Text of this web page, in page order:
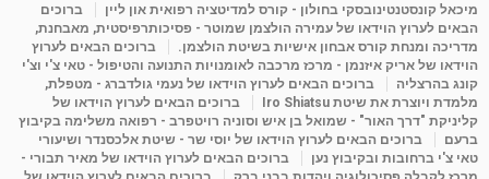
מיכאל קונסטנטינובסקי בחולון - קורס למדיטציה רפואית און ליין
ברוכים
הבאים לערוץ הוידאו של עמירה הולצמן שמוטר - פסיכותרפיסטית, מאבחנת,
מדריכה ומנחת קורס אבחון אישיות בשיטת הולצמן.
ברוכים הבאים לערוץ
הוידאו של אריק איזנמן - מרכז מרכבה לאומנויות התנועה והטיפול - טאי צ'י וצ'י
קונג בהרצליה
ברוכים הבאים לערוץ הוידאו של נעמי גולדברג - מטפלת,
מלמדת ויוצרת את שיטת Iro Shiatsu
ברוכים הבאים לערוץ הוידאו של
קליניקת "דרך האור" - שמואל בן איש וסוניה רויטפרב - רפואה משלימה בקיבוץ
ברעם
ברוכים הבאים לערוץ הוידאו של יוסי שר - שיטת אלכסנדר ושיעורי
טאי צ'י ברחובות ובקיבוץ נען
ברוכים הבאים לערוץ הוידאו של מאיר תבורי -